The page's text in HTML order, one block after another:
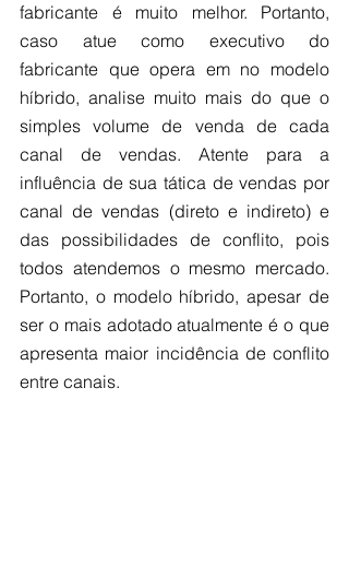
fabricante é muito melhor. Portanto,
caso atue como executivo do
fabricante que opera em no modelo
híbrido, analise muito mais do que o
simples volume de venda de cada
canal de vendas. Atente para a
influência de sua tática de vendas por
canal de vendas (direto e indireto) e
das possibilidades de conflito, pois
todos atendemos o mesmo mercado.
Portanto, o modelo híbrido, apesar de
ser o mais adotado atualmente é o que
apresenta maior incidência de conflito
entre canais.